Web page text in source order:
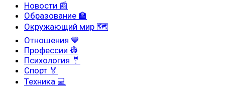
Новости 📰
Образование 🏫
Окружающий мир 🗺
Отношения 💙
Профессии 👷
Психология 🤵
Спорт 🏅
Техника 💻